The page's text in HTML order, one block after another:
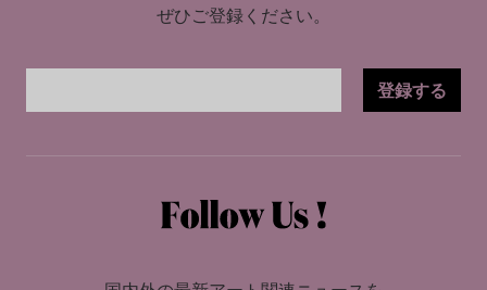
ぜひご登録ください。
登録する